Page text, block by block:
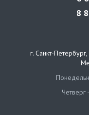
8
г. Санкт-Петербург,
Четверг